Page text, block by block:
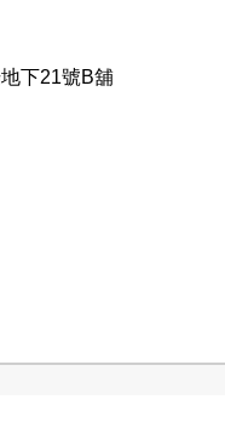
下21號B舖